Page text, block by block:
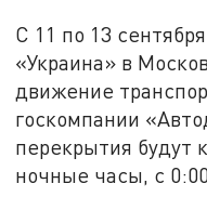
С 11 по 13
«Украина» в
движение
госкомпании
перекрытия будут
ночные часы, с